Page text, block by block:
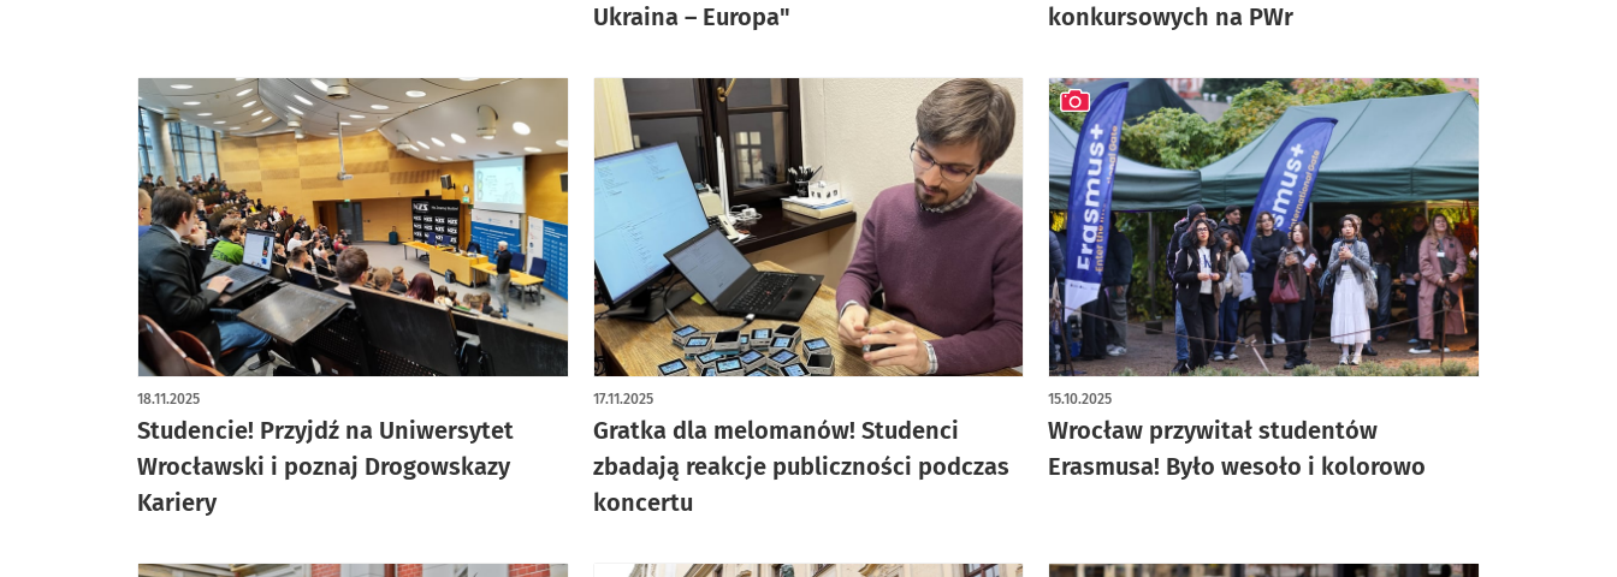
Ukraina – Europa"
konkursowych na PWr
Studencie! Przyjdź na Uniwersytet
Wrocławski i poznaj Drogowskazy
Kariery
18.11.2025
Gratka dla melomanów! Studenci
zbadają reakcje publiczności podczas
koncertu
17.11.2025
Wrocław przywitał studentów
Erasmusa! Było wesoło i kolorowo
15.10.2025
artykuł z galerią zdjęć